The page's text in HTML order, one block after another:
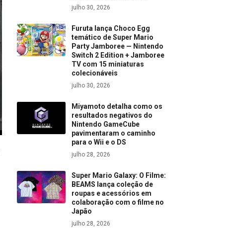
julho 30, 2026
Furuta lança Choco Egg
temático de Super Mario
Party Jamboree — Nintendo
Switch 2 Edition + Jamboree
TV com 15 miniaturas
colecionáveis
julho 30, 2026
Miyamoto detalha como os
resultados negativos do
Nintendo GameCube
pavimentaram o caminho
para o Wii e o DS
julho 28, 2026
Super Mario Galaxy: O Filme:
BEAMS lança coleção de
roupas e acessórios em
colaboração com o filme no
Japão
julho 28, 2026